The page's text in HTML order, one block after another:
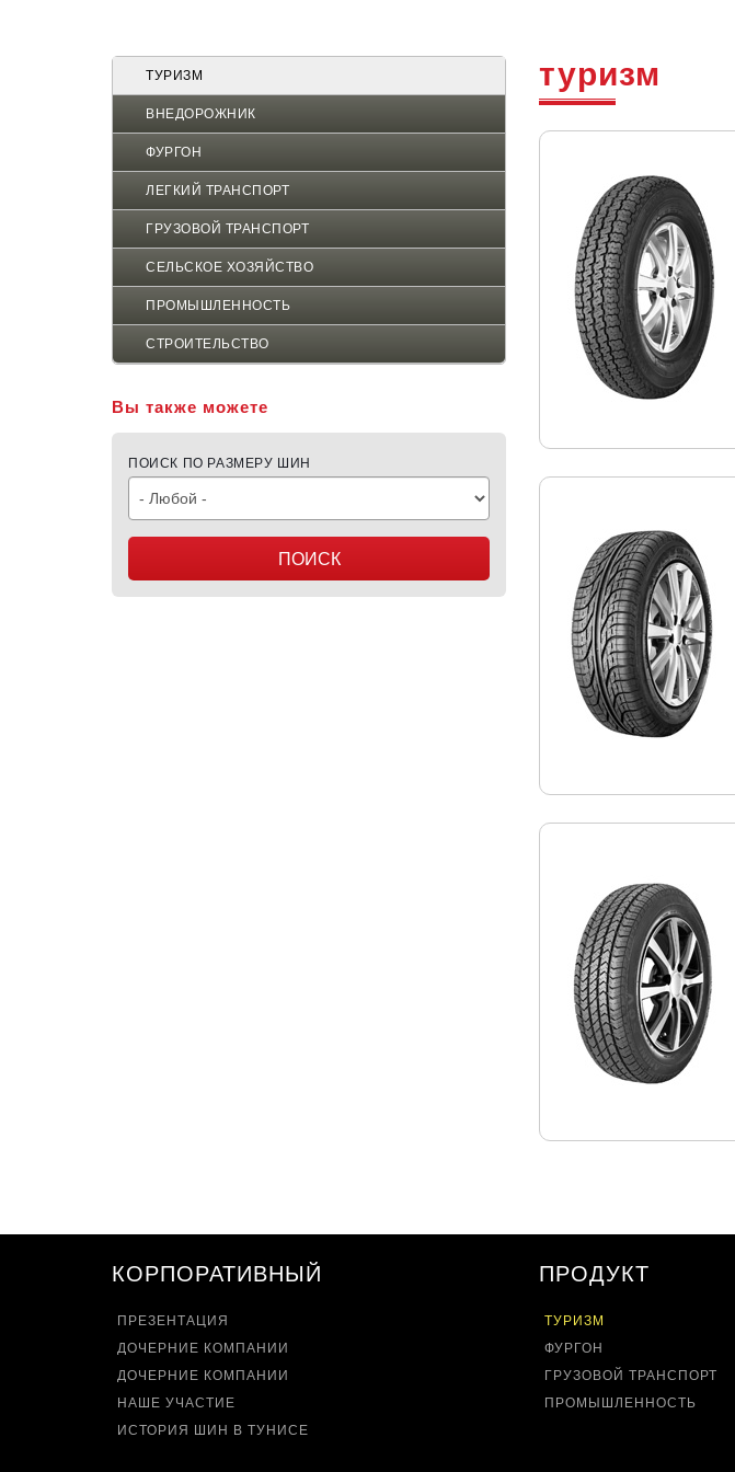
ТУРИЗМ
ВНЕДОРОЖНИК
ФУРГОН
ЛЕГКИЙ ТРАНСПОРТ
ГРУЗОВОЙ ТРАНСПОРТ
СЕЛЬСКОЕ ХОЗЯЙСТВО
ПРОМЫШЛЕННОСТЬ
СТРОИТЕЛЬСТВО
Вы также можете
ПОИСК ПО РАЗМЕРУ ШИН
туризм
КОРПОРАТИВНЫЙ
ПРЕЗЕНТАЦИЯ
ДОЧЕРНИЕ КОМПАНИИ
ДОЧЕРНИЕ КОМПАНИИ
НАШЕ УЧАСТИЕ
ИСТОРИЯ ШИН В ТУНИСЕ
ПРОДУКТ
ТУРИЗМ
ФУРГОН
ГРУЗОВОЙ ТРАНСПОРТ
ПРОМЫШЛЕННОСТЬ